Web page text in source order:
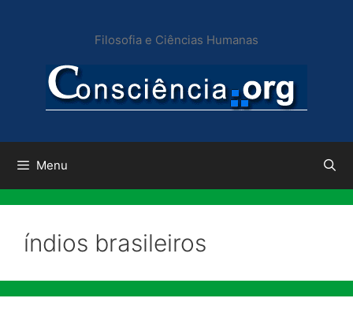
conteúdo
Filosofia e Ciências Humanas
Menu
índios brasileiros